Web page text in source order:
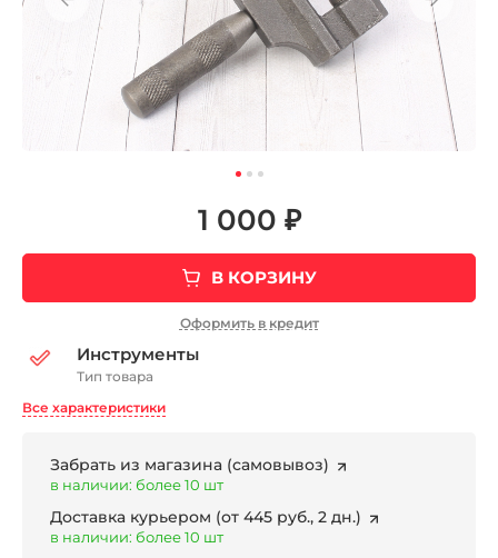
1 000 ₽
В КОРЗИНУ
Оформить в кредит
Инструменты
Тип товара
Все характеристики
Забрать из магазина (самовывоз)
в наличии: более 10 шт
Доставка курьером (от 445 руб., 2 дн.)
в наличии: более 10 шт